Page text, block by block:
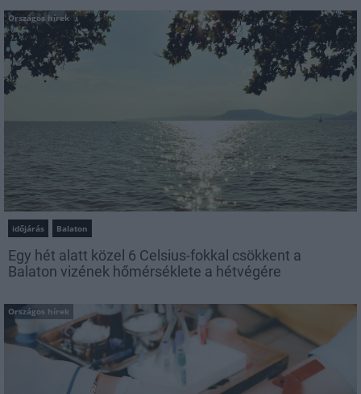
Országos hírek
időjárás Balaton
Egy hét alatt közel 6 Celsius-fokkal csökkent a
Balaton vizének hőmérséklete a hétvégére
Országos hírek